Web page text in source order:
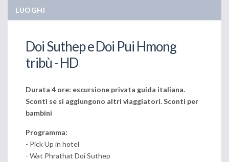
LUOGHI
Doi Suthep e Doi Pui Hmong
tribù - HD
Durata 4 ore: escursione privata guida italiana.
Sconti se si aggiungono altri viaggiatori. Sconti per
bambini
Programma:
- Pick Up in hotel
- Wat Phrathat Doi Suthep